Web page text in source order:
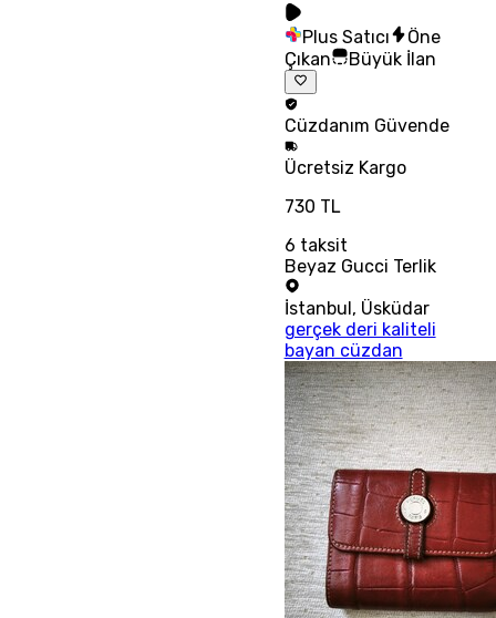
Plus Satıcı
Öne
Çıkan
Büyük İlan
Cüzdanım Güvende
Ücretsiz Kargo
730 TL
6 taksit
Beyaz Gucci Terlik
İstanbul , Üsküdar
gerçek deri kaliteli
bayan cüzdan